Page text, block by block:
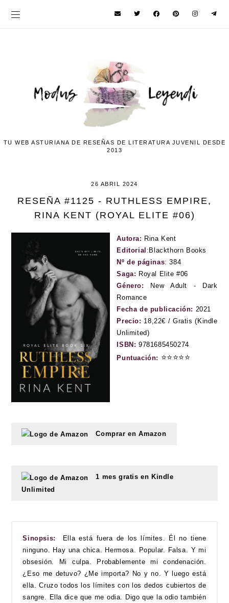
TU WEB ASTURIANA DE RESEÑAS DE LITERATURA JUVENIL DESDE
2013
26 ABRIL 2024
RESEÑA #1125 - RUTHLESS EMPIRE,
RINA KENT (ROYAL ELITE #06)
Autora: Rina Kent
Editorial : Blackthorn Books
Nº de páginas: 384
Saga: Royal Elite #06
Género:
New Adult - Dark
Romance
Fecha de publicación: 2021
Precio: 18,22€ / Gratis (Kindle
Unlimited)
ISBN: 9781685450274
Puntuación: ⭐⭐⭐⭐⭐
Comprar en Amazon
1 mes gratis en Kindle
Unlimited
Sinopsis:
Ella está fuera de los límites. Él no tiene
ninguno. Hay una chica. Hermosa. Popular. Falsa. Y mi
obsesión. Mi culpa. Probablemente mi condenación.
¿Eso me detuvo? ¿Me importa? No y no. Y luego está
ella. Cruzo todos los límites con los dedos cubiertos de
sangre. Ella dice que me odia. Digo que la odio también